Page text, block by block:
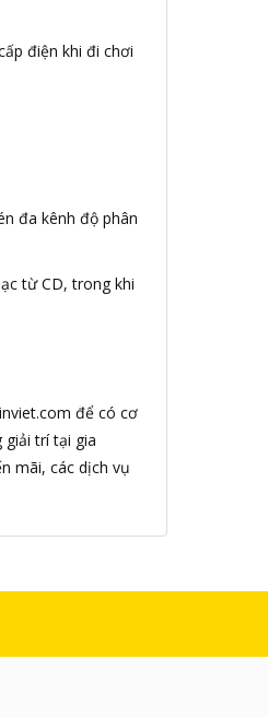
điện khi đi chơi
đa kênh độ phân
từ CD, trong khi
để có cơ
giải trí tại gia
mãi, các dịch vụ